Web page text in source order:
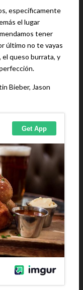
específicamente
el lugar
tener
último no te vayas
el queso burrata, y
a la perfección.
Bieber, Jason